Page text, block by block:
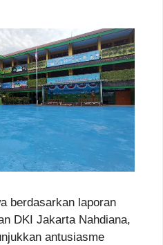
berdasarkan laporan
DKI Jakarta Nahdiana,
antusiasme